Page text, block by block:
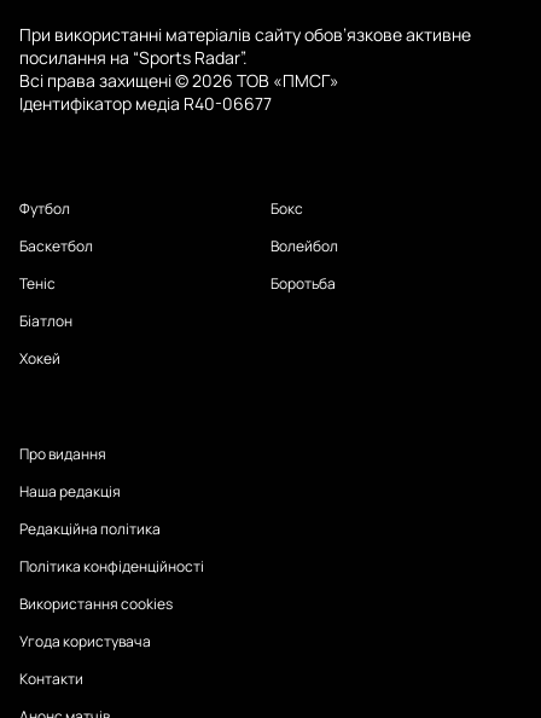
При використанні матеріалів сайту обов’язкове активне
посилання на “Sports Radar”.
Всі права захищені © 2026 ТОВ «ПМСГ»
Ідентифікатор медіа R40-06677
Футбол
Баскетбол
Теніс
Біатлон
Хокей
Бокс
Волейбол
Боротьба
Про видання
Наша редакція
Редакційна політика
Політика конфіденційності
Використання cookies
Угода користувача
Контакти